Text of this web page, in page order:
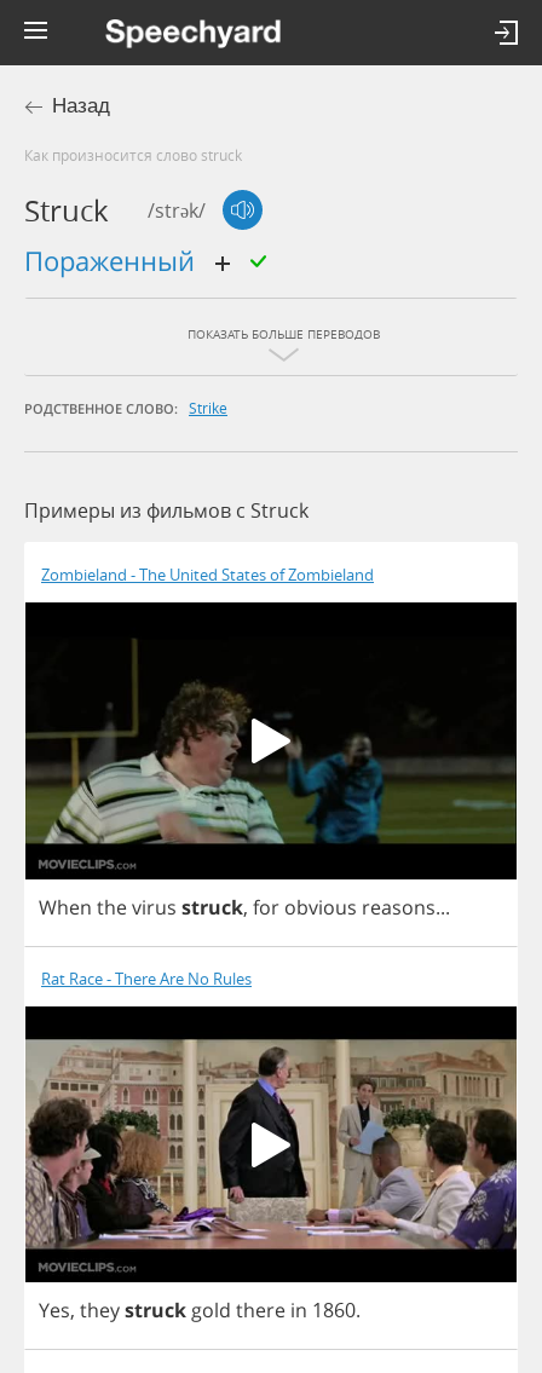
Назад
Как произносится слово struck
Struck /strək/
пораженный
ПОКАЗАТЬ БОЛЬШЕ ПЕРЕВОДОВ
РОДСТВЕННОЕ СЛОВО: Strike
Примеры из фильмов c Struck
Zombieland - The United States of Zombieland
When thevirus struck, for obvious reasons...
Rat Race - There Are No Rules
Yes, theystruck gold there in 1860.